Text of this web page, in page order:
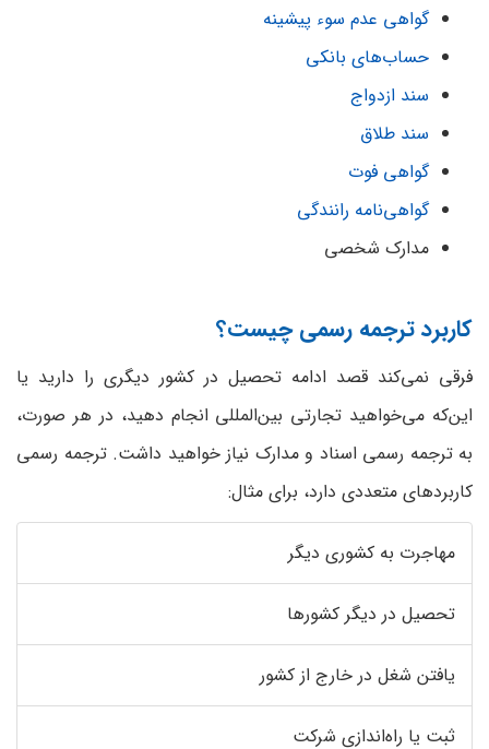
گواهی عدم سوء پیشینه
حساب‌های بانکی
سند ازدواج
سند طلاق
گواهی فوت
گواهی‌نامه رانندگی
مدارک شخصی
کاربرد ترجمه رسمی چیست؟
فرقی نمی‌کند قصد ادامه تحصیل در کشور دیگری را دارید یا
این‌که می‌خواهید تجارتی بین‌المللی انجام دهید، در هر صورت،
به ترجمه رسمی اسناد و مدارک نیاز خواهید داشت. ترجمه رسمی
کاربردهای متعددی دارد، برای مثال:
مهاجرت به کشوری دیگر
تحصیل در دیگر کشورها
یافتن شغل در خارج از کشور
ثبت یا راه‌اندازی شرکت